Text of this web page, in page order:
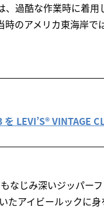
過酷な作業時に着用
のアメリカ東海岸
LEVI’S® VINTAGE
なじみ深いジッパー
たアイビールックに